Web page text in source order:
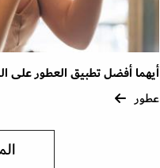
أيهما أفضل تطبيق العطور على
عطور